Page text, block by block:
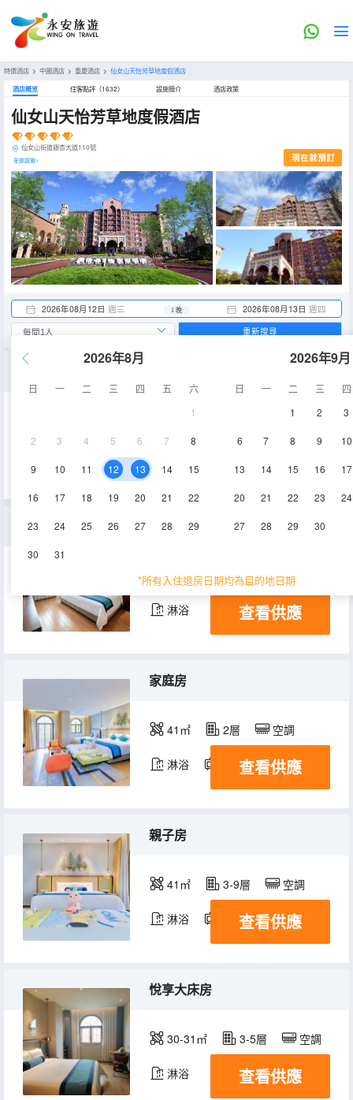
特價酒店 > 中國酒店 > 重慶酒店 > 仙女山天怡芳草地度假酒店
酒店概览 住客點評（1632） 設施簡介 酒店政策
仙女山天怡芳草地度假酒店
仙女山街道銀杏大道110號
全部設施> 現在就預訂
2026年08月12日 週三 2026年08月13日 週四
1 晚
2026年8月
日 一 二 三 四 五
六
1
2 3 4 5 6 7 8
9 10 11 12 13 14 15
16 17 18 19 20 21 22
23 24 25 26 27 28 29
30 31
2026年9月
日 一 二 三
四
1
2 3
6 7 8 9 10
13 14 15 16 17
20 21 22 23 24
27 28 29 30
*所有入住退房日期均為目的地日期
重新搜尋
空調
好萊塢·高級雙拼大床房&特大床
30㎡ 8-9層 空調
淋浴 查看供應
家庭房
41㎡ 2層 空調
淋浴 電視機 冰箱
查看供應
親子房
41㎡ 3-9層 空調
淋浴 電視機 冰箱
查看供應
悅享大床房
30-31㎡ 3-5層 空調
淋浴 查看供應